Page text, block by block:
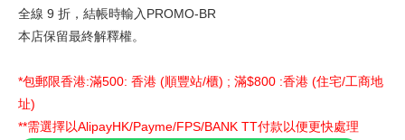
全線 9 折，結帳時輸入PROMO-BR
本店保留最終解釋權。
*包郵限香港:滿500: 香港 (順豐站/櫃) ; 滿$800 :香港 (住宅/工商地
址)
**需選擇以AlipayHK/Payme/FPS/BANK TT付款以便更快處理